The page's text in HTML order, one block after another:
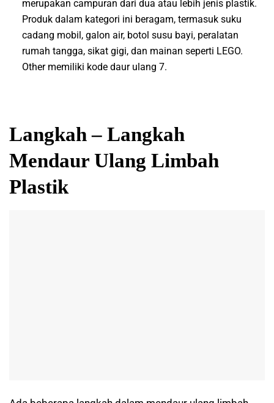
merupakan campuran dari dua atau lebih jenis plastik.
Produk dalam kategori ini beragam, termasuk suku
cadang mobil, galon air, botol susu bayi, peralatan
rumah tangga, sikat gigi, dan mainan seperti LEGO.
Other memiliki kode daur ulang 7.
Langkah – Langkah
Mendaur Ulang Limbah
Plastik